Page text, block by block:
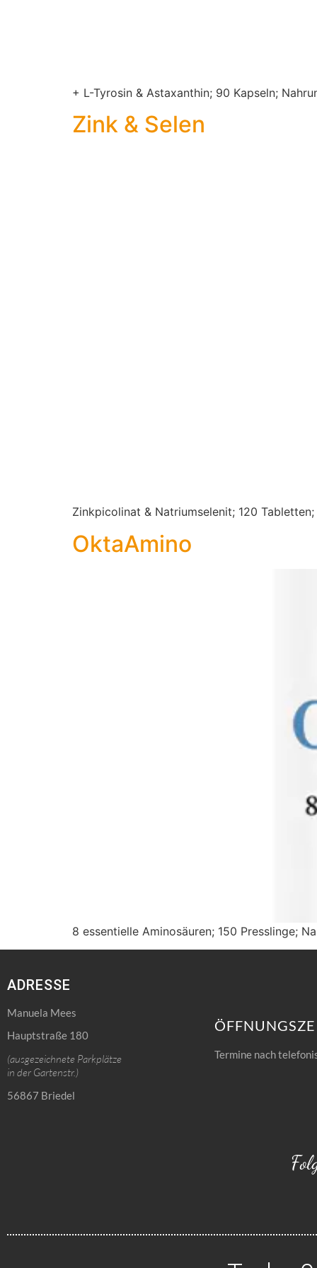
+ L-Tyrosin & Astaxanthin; 90 Kapseln;
Zink & Selen
Zinkpicolinat & Natriumselenit; 120
Okta­Amino
8 essentielle Aminosäuren; 150 Presslinge;
ADRESSE
Manuela Mees
Hauptstraße 180
(ausgezeichnete Parkplätze
in der Gartenstr.)
56867 Briedel
Termine nach